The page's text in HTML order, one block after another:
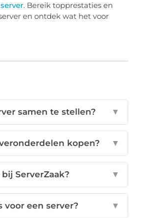
. Bereik topprestaties en
en ontdek wat het voor
samen te stellen? ▼
kopen? ▼
ServerZaak? ▼
voor een server? ▼